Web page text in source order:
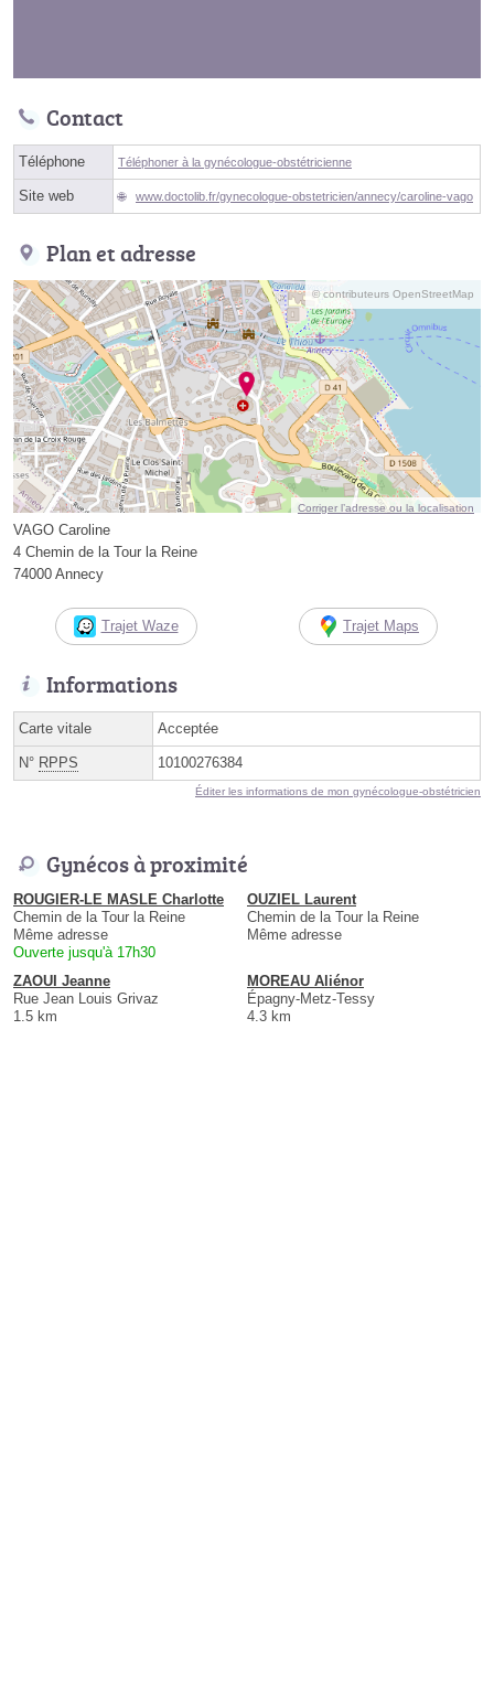
Contact
Téléphone Téléphoner à la gynécologue-obstétricienne
Site web www.doctolib.fr/gynecologue-obstetricien/annecy/caroline-vago
Plan et adresse
© contributeurs OpenStreetMap
Corriger l’adresse ou la localisation
VAGO Caroline
4 Chemin de la Tour la Reine
74000 Annecy
Trajet Waze Trajet Maps
Informations
Carte vitale Acceptée
N° RPPS 10100276384
Éditer les informations de mon gynécologue-obstétricien
Gynécos à proximité
ROUGIER-LE MASLE Charlotte
Chemin de la Tour la Reine
Même adresse
Ouverte jusqu'à 17h30
OUZIEL Laurent
Chemin de la Tour la Reine
Même adresse
ZAOUI Jeanne
Rue Jean Louis Grivaz
1.5 km
MOREAU Aliénor
Épagny-Metz-Tessy
4.3 km